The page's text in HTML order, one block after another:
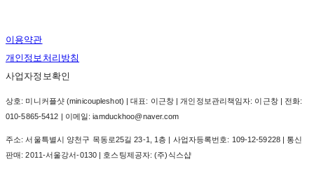
이용약관
개인정보처리방침
사업자정보확인
상호: 미니커플샷 (minicoupleshot) | 대표: 이근창 | 개인정보관리책임자: 이근창 | 전화:
010-5865-5412 | 이메일: iamduckhoo@naver.com
주소: 서울특별시 양천구 목동로25길 23-1, 1층 | 사업자등록번호: 109-12-59228| 통신
판매:2011-서울강서-0130 | 호스팅제공자: (주)식스샵